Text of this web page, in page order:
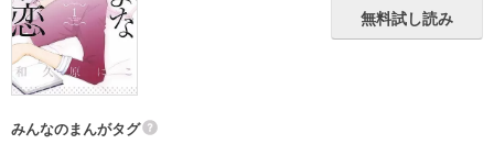
無料試し読み
みんなのまんがタグ